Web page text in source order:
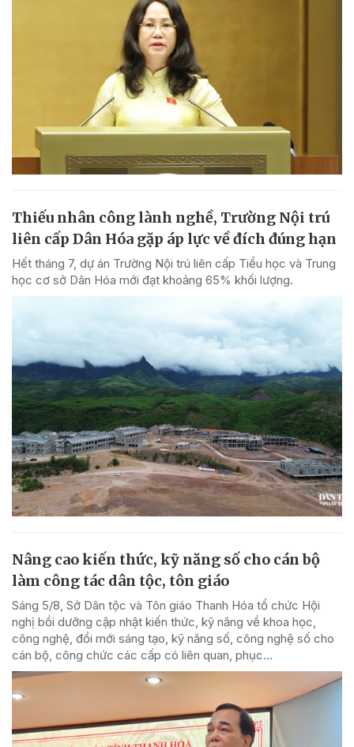
Thiếu nhân công lành nghề, Trường Nội trú
liên cấp Dân Hóa gặp áp lực về đích đúng hạn
Hết tháng 7, dự án Trường Nội trú liên cấp Tiểu học và Trung
học cơ sở Dân Hóa mới đạt khoảng 65% khối lượng.
Nâng cao kiến thức, kỹ năng số cho cán bộ
làm công tác dân tộc, tôn giáo
Sáng 5/8, Sở Dân tộc và Tôn giáo Thanh Hóa tổ chức Hội
nghị bồi dưỡng cập nhật kiến thức, kỹ năng về khoa học,
công nghệ, đổi mới sáng tạo, kỹ năng số, công nghệ số cho
cán bộ, công chức các cấp có liên quan, phục...